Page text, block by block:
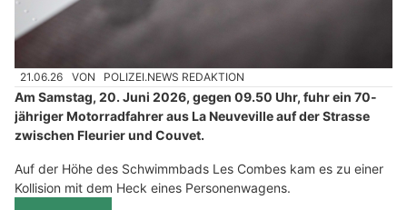
21.06.26 VON POLIZEI.NEWS REDAKTION
Am Samstag, 20. Juni 2026, gegen 09.50 Uhr, fuhr ein 70-
jähriger Motorradfahrer aus La Neuveville auf der Strasse
zwischen Fleurier und Couvet.
Auf der Höhe des Schwimmbads Les Combes kam es zu einer
Kollision mit dem Heck eines Personenwagens.